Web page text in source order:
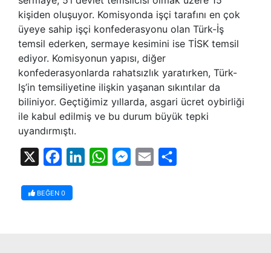
kişiden oluşuyor. Komisyonda işçi tarafını en çok
üyeye sahip işçi konfederasyonu olan Türk-İş
temsil ederken, sermaye kesimini ise TİSK temsil
ediyor. Komisyonun yapısı, diğer
konfederasyonlarda rahatsızlık yaratırken, Türk-
Iş’in temsiliyetine ilişkin yaşanan sıkıntılar da
biliniyor. Geçtiğimiz yıllarda, asgari ücret oybirliği
ile kabul edilmiş ve bu durum büyük tepki
uyandırmıştı.
FacebookLinkedInWhatsAppMessenger
Email
BEĞEN 0